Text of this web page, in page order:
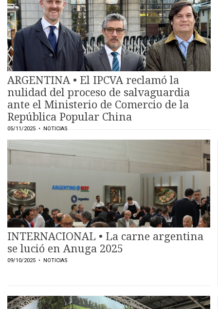
TÉRMINOS
Y
CONDICIONES
POLÍTICAS
DE
PRIVACIDAD
SITIO
QUIENES
SOMOS
ARGENTINA • El IPCVA reclamó la
nulidad del proceso de salvaguardia
ante el Ministerio de Comercio de la
República Popular China
05/11/2025 • NOTICIAS
INTERNACIONAL • La carne argentina
se lució en Anuga 2025
09/10/2025 • NOTICIAS